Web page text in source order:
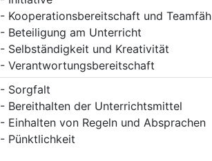
- Kooperationsbereitschaft und
- Beteiligung am Unterricht
- Selbständigkeit und Kreativität
- Verantwortungsbereitschaft
- Sorgfalt
- Bereithalten der Unterrichtsmittel
- Einhalten von Regeln und Absprachen
- Pünktlichkeit